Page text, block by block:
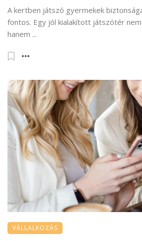
A kertben játszó gyermekek
fontos. Egy jól kialakított játszótér
hanem ...
VÁLLALKOZÁS